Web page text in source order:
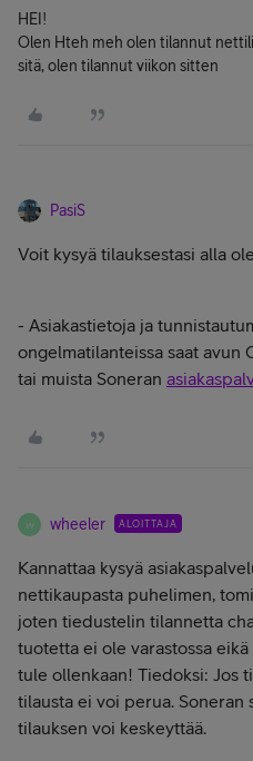
HEI!
Olen Hteh meh olen tilannut
sitä, olen tilannut viikon sitten
PasiS
Voit kysyä tilauksestasi alla
- Asiakastietoja ja
ongelmatilanteissa saat avun
tai muista Soneran
W wheeler ALOITTAJA
Kannattaa kysyä
nettikaupasta puhelimen,
joten tiedustelin tilannetta
tuotetta ei ole varastossa
tule ollenkaan! Tiedoksi: Jos
tilausta ei voi perua.
tilauksen voi keskeyttää.